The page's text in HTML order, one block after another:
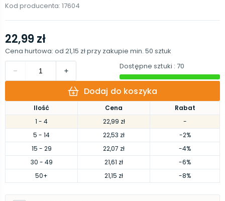
Kod producenta: 17604
Ilość Cena
Rabat
1 - 4 22,99 zł
-
5 - 14 22,53 zł
-2%
15 - 29 22,07 zł
-4%
30 - 49 21,61 zł
-6%
50+ 21,15 zł -8%
22,99 zł
Cena hurtowa: od 21,15 złprzy zakupie min. 50 sztuk
Dostępne sztuki : 70
Dodaj do koszyka